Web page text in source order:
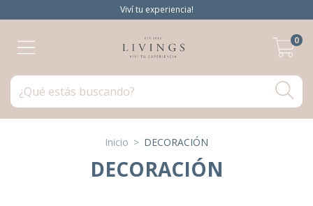
Viví tu experiencia!
0
Inicio > DECORACIÓN
DECORACIÓN